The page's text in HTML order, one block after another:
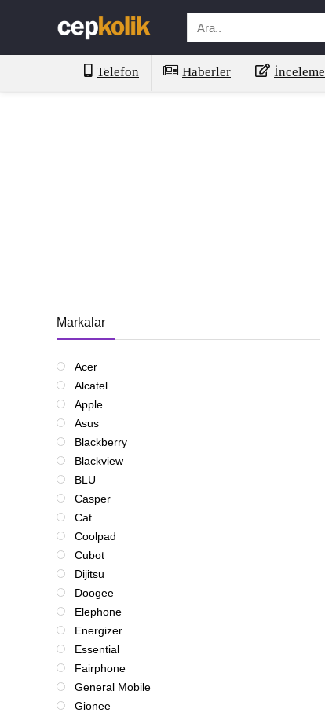
Telefon Haberler İnceleme
Markalar
Acer
Alcatel
Apple
Asus
Blackberry
Blackview
BLU
Casper
Cat
Coolpad
Cubot
Dijitsu
Doogee
Elephone
Energizer
Essential
Fairphone
General Mobile
Gionee